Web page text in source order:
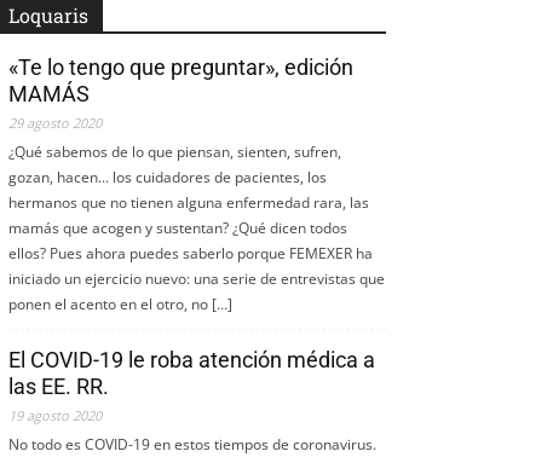
Loquaris
«Te lo tengo que preguntar», edición
MAMÁS
29 agosto 2020
¿Qué sabemos de lo que piensan, sienten, sufren,
gozan, hacen... los cuidadores de pacientes, los
hermanos que no tienen alguna enfermedad rara, las
mamás que acogen y sustentan? ¿Qué dicen todos
ellos? Pues ahora puedes saberlo porque FEMEXER ha
iniciado un ejercicio nuevo: una serie de entrevistas que
ponen el acento en el otro, no […]
El COVID-19 le roba atención médica a
las EE. RR.
19 agosto 2020
No todo es COVID-19 en estos tiempos de coronavirus.